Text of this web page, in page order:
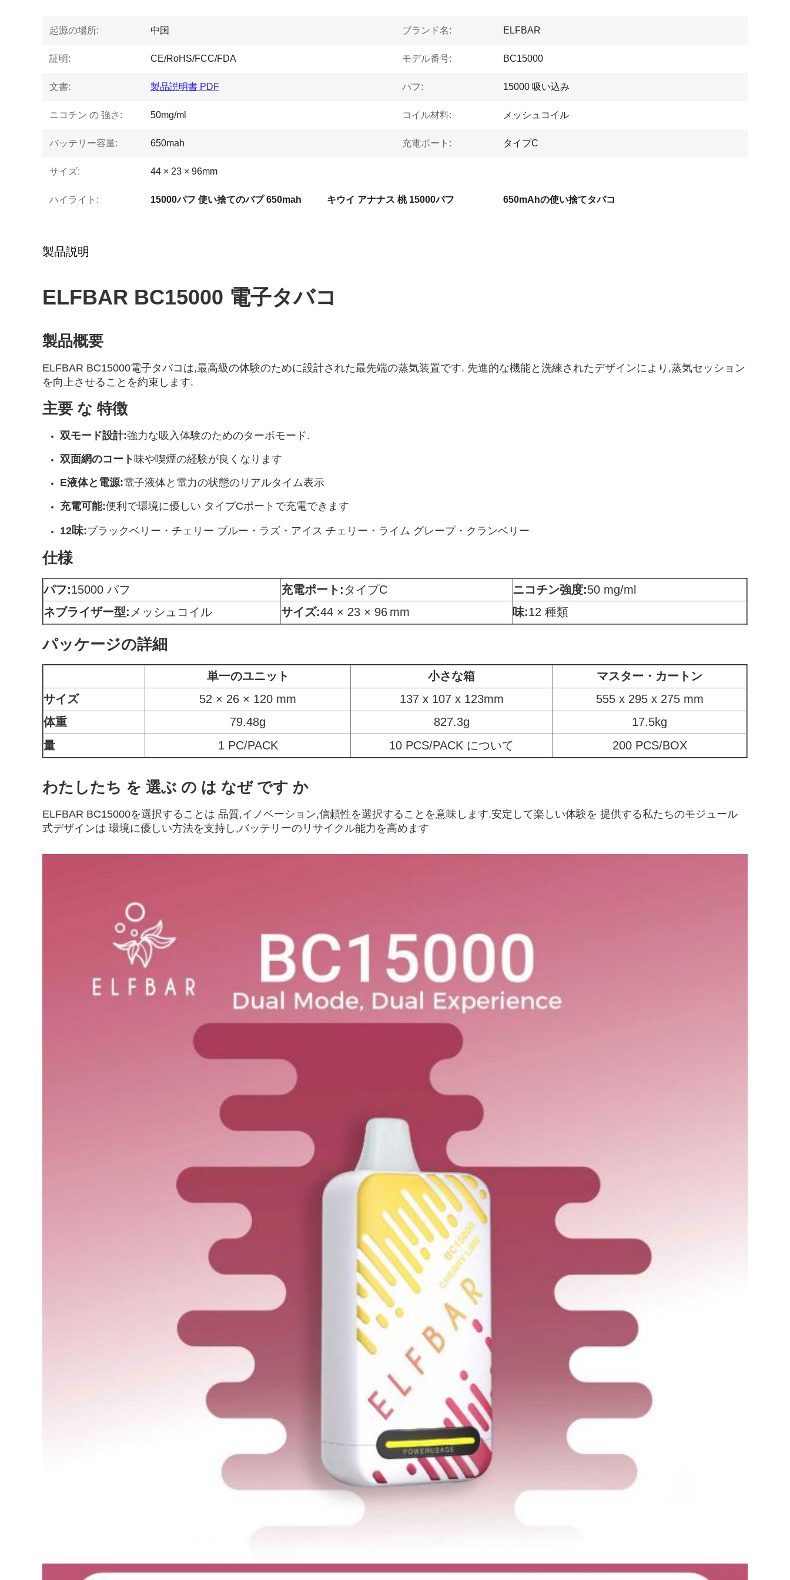
起源の場所: 中国 ブランド名: ELFBAR
証明: CE/RoHS/FCC/FDA モデル番号: BC15000
文書: 製品説明書 PDF パフ: 15000 吸い込み
ニコチン の 強さ: 50mg/ml コイル材料: メッシュコイル
バッテリー容量: 650mah 充電ポート: タイプC
サイズ: 44 × 23 × 96mm
ハイライト: 15000パフ 使い捨てのバプ 650mah キウイ アナナス 桃 15000パフ 650mAhの使い捨てタバコ
製品説明
ELFBAR BC15000 電子タバコ
製品概要
ELFBAR BC15000電子タバコは,最高級の体験のために設計された最先端の蒸気装置です. 先進的な機能と洗練されたデザインにより,蒸気セッション
を向上させることを約束します.
主要 な 特徴
双モード設計:強力な吸入体験のためのターボモード.
双面網のコート味や喫煙の経験が良くなります
E液体と電源:電子液体と電力の状態のリアルタイム表示
充電可能:便利で環境に優しい タイプCポートで充電できます
12味:ブラックベリー・チェリー ブルー・ラズ・アイス チェリー・ライム グレープ・クランベリー
仕様
パフ:15000 パフ 充電ポート:タイプC ニコチン強度:50 mg/ml
ネブライザー型: メッシュコイル サイズ:44 × 23 × 96 mm 味:12 種類
パッケージの詳細
単一のユニット 小さな箱
マスター・カートン
サイズ
52 × 26 × 120 mm 137 x 107 x 123mm
555 x 295 x 275 mm
体重
79.48g 827.3g
17.5kg
量
1 PC/PACK 10 PCS/PACK について 200 PCS/BOX
わたしたち を 選ぶ の は なぜ です か
ELFBAR BC15000を選択することは 品質,イノベーション,信頼性を選択することを意味します.安定して楽しい体験を 提供する私たちのモジュール
式デザインは 環境に優しい方法を支持し,バッテリーのリサイクル能力を高めます